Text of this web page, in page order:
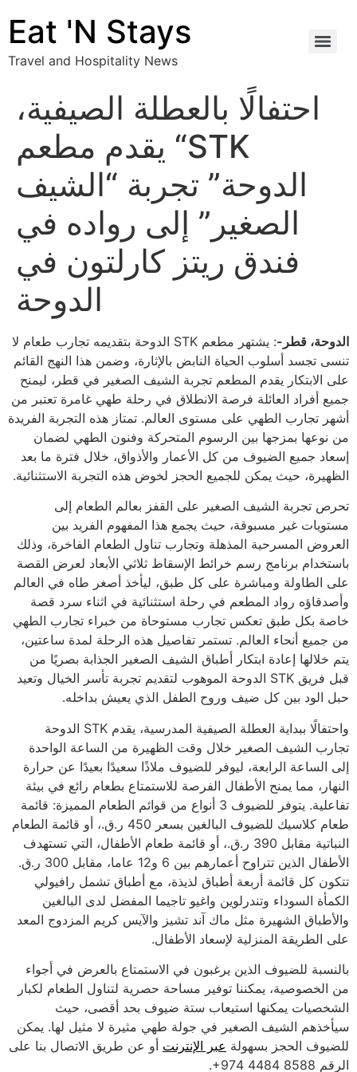
Eat 'N Stays
Travel and Hospitality News
احتفالًا بالعطلة الصيفية،
يقدم مطعم “STK
الدوحة” تجربة “الشيف
الصغير” إلى رواده في
فندق ريتز كارلتون في
الدوحة
الدوحة، قطر-: يشتهر مطعم STK الدوحة بتقديمه تجارب طعام لا
تنسى تجسد أسلوب الحياة النابض بالإثارة، وضمن هذا النهج القائم
على الابتكار يقدم المطعم تجربة الشيف الصغير في قطر، ليمنح
جميع أفراد العائلة فرصة الانطلاق في رحلة طهي غامرة تعتبر من
أشهر تجارب الطهي على مستوى العالم. تمتاز هذه التجربة الفريدة
من نوعها بمزجها بين الرسوم المتحركة وفنون الطهي لضمان
إسعاد جميع الضيوف من كل الأعمار والأذواق، خلال فترة ما بعد
الظهيرة، حيث يمكن للجميع الحجز لخوض هذه التجربة الاستثنائية.
تحرص تجربة الشيف الصغير على القفز بعالم الطعام إلى
مستويات غير مسبوقة، حيث يجمع هذا المفهوم الفريد بين
العروض المسرحية المذهلة وتجارب تناول الطعام الفاخرة، وذلك
باستخدام برنامج رسم خرائط الإسقاط ثلاثي الأبعاد لعرض القصة
على الطاولة ومباشرة على كل طبق، ليأخذ أصغر طاه في العالم
وأصدقاؤه رواد المطعم في رحلة استثنائية في اثناء سرد قصة
خاصة بكل طبق تعكس تجارب مستوحاة من خبراء تجارب الطهي
من جميع أنحاء العالم. تستمر تفاصيل هذه الرحلة لمدة ساعتين،
يتم خلالها إعادة ابتكار أطباق الشيف الصغير الجذابة بصريًا من
قبل فريق STK الدوحة الموهوب لتقديم تجربة تأسر الخيال وتعيد
حبل الود بين كل ضيف وروح الطفل الذي يعيش بداخله.
واحتفالًا ببداية العطلة الصيفية المدرسية، يقدم STK الدوحة
تجارب الشيف الصغير خلال وقت الظهيرة من الساعة الواحدة
إلى الساعة الرابعة، ليوفر للضيوف ملاذًا سعيدًا بعيدًا عن حرارة
النهار، مما يمنح الأطفال الفرصة للاستمتاع بطعام رائع في بيئة
تفاعلية. يتوفر للضيوف 3 أنواع من قوائم الطعام المميزة: قائمة
طعام كلاسيك للضيوف البالغين بسعر 450 ر.ق.، أو قائمة الطعام
النباتية مقابل 390 ر.ق.، أو قائمة طعام الأطفال، التي تستهدف
الأطفال الذين تتراوح أعمارهم بين 6 و12 عاما، مقابل 300 ر.ق.
تتكون كل قائمة أربعة أطباق لذيذة، مع أطباق تشمل رافيولي
الكمأة السوداء وتندرلوين واغيو تاجيما المفضل لدى البالغين
والأطباق الشهيرة مثل ماك آند تشيز والآيس كريم المزدوج المعد
على الطريقة المنزلية لإسعاد الأطفال.
بالنسبة للضيوف الذين يرغبون في الاستمتاع بالعرض في أجواء
من الخصوصية، يمكننا توفير مساحة حصرية لتناول الطعام لكبار
الشخصيات يمكنها استيعاب ستة ضيوف بحد أقصى، حيث
سيأخذهم الشيف الصغير في جولة طهي مثيرة لا مثيل لها. يمكن
للضيوف الحجز بسهولة عبر الإنترنت أو عن طريق الاتصال بنا على
الرقم +974 4484 8588
.